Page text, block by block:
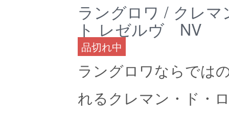
ラングロワ / クレ
ト レゼルヴ NV
品切れ中
ラングロワならでは
れるクレマン・ド・